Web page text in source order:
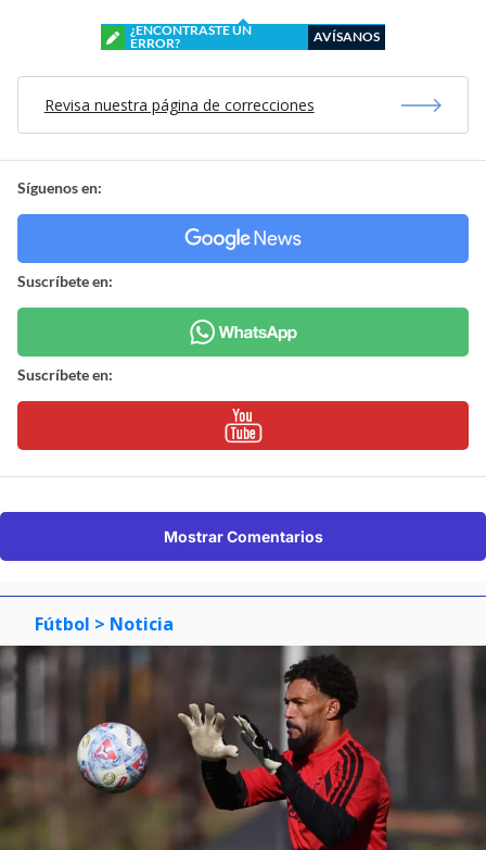
¿ENCONTRASTE UN
ERROR?
AVÍSANOS
Revisa nuestra página de correcciones
Síguenos en:
Suscríbete en:
Suscríbete en:
Mostrar Comentarios
Fútbol > Noticia